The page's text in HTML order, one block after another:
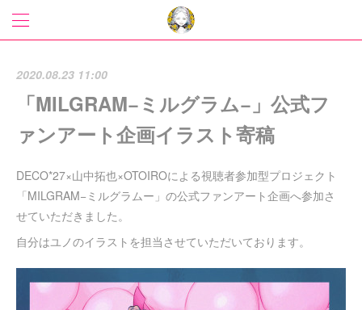
2020.08.23 11:00
「MILGRAM−ミルグラム−」公式フ
ァンアート企画イラスト寄稿
DECO*27×山中拓也×OTOIROによる視聴者参加型プロジェクト
「MILGRAM−ミルグラムー」の公式ファンアート企画へ参加さ
せていただきました。
自分はユノのイラストを担当させていただいております。